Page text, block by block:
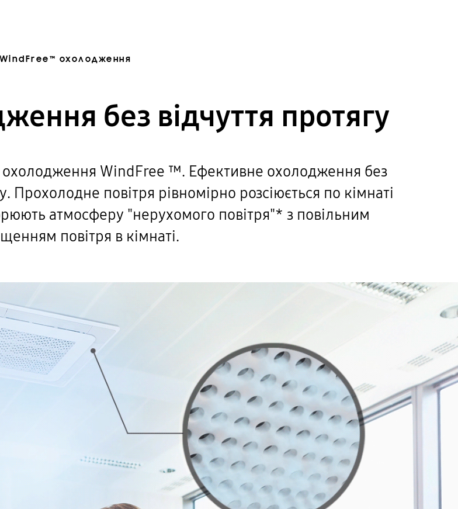
WindFree™ охолодження
без відчуття протягу
WindFree ™. Ефективне охолодження без
Прохолодне повітря рівномірно розсіюється по кімнаті
атмосферу "нерухомого повітря"* з повільним
повітря в кімнаті.